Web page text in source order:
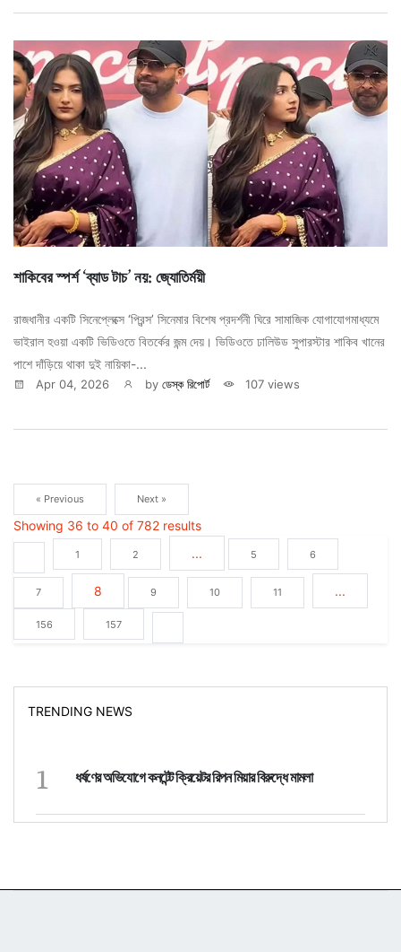
শাকিবের স্পর্শ ‘ব্যাড টাচ’ নয়: জ্যোতির্ময়ী
রাজধানীর একটি সিনেপ্লেক্সে ‘প্রিন্স’ সিনেমার বিশেষ প্রদর্শনী ঘিরে সামাজিক যোগাযোগমাধ্যমে
ভাইরাল হওয়া একটি ভিডিওতে বিতর্কের জন্ম দেয়। ভিডিওতে ঢালিউড সুপারস্টার শাকিব খানের
পাশে দাঁড়িয়ে থাকা দুই নায়িকা-...
Apr 04, 2026 by ডেস্ক রিপোর্ট 107 views
« Previous Next »
Showing 36 to 40 of 782 results
1 2 ... 5 6
7 8 9 10 11 ...
156 157
TRENDING NEWS
1 ধর্ষণের অভিযোগে কনটেন্ট ক্রিয়েটর রিপন মিয়ার বিরুদ্ধে মামলা